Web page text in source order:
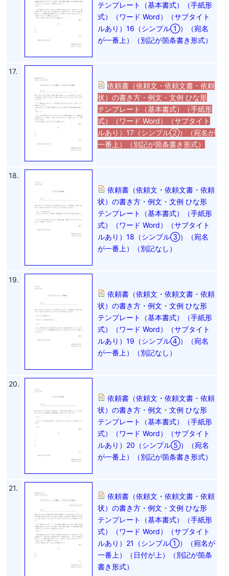
テンプレート（基本書式）（手紙形
式）（ワード Word）（サブタイト
ルあり）16（シンプル①）（宛名
が一番上）（別記が箇条書き形式）
17.
依頼書（依頼文・依頼文書・依頼
状）の書き方・例文・文例 ひな形
テンプレート（基本書式）（手紙形
式）（ワード Word）（サブタイト
ルあり）17（シンプル②）（宛名が
一番上）（別記が箇条書き形式）
18.
依頼書（依頼文・依頼文書・依頼
状）の書き方・例文・文例 ひな形
テンプレート（基本書式）（手紙形
式）（ワード Word）（サブタイト
ルあり）18（シンプル③）（宛名
が一番上）（別記なし）
19.
依頼書（依頼文・依頼文書・依頼
状）の書き方・例文・文例 ひな形
テンプレート（基本書式）（手紙形
式）（ワード Word）（サブタイト
ルあり）19（シンプル④）（宛名
が一番上）（別記なし）
20.
依頼書（依頼文・依頼文書・依頼
状）の書き方・例文・文例 ひな形
テンプレート（基本書式）（手紙形
式）（ワード Word）（サブタイト
ルあり）20（シンプル⑤）（宛名
が一番上）（別記が箇条書き形式）
21.
依頼書（依頼文・依頼文書・依頼
状）の書き方・例文・文例 ひな形
テンプレート（基本書式）（手紙形
式）（ワード Word）（サブタイト
ルあり）21（シンプル①）（宛名が
一番上）（日付が上）（別記が箇条
書き形式）